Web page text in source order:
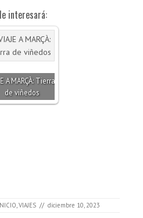
interesará:
A MARÇÀ: Tierra
de viñedos
VIAJES // diciembre 10, 2023